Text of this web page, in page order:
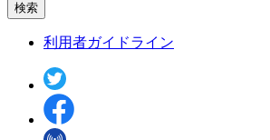
検索
利用者ガイドライン